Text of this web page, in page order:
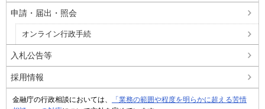
申請・届出・照会
オンライン行政手続
入札公告等
採用情報
金融庁の行政相談においては、
「業務の範囲や程度を明らかに超える苦情